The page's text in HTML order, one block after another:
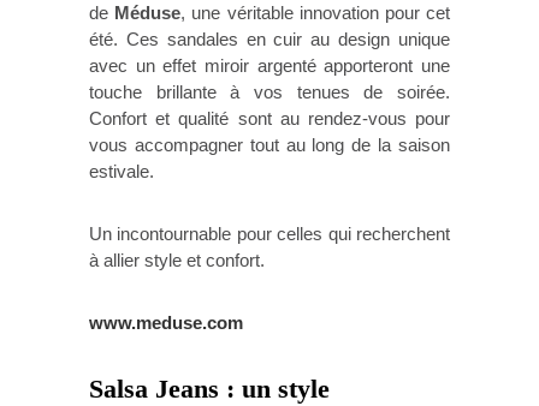
de Méduse, une véritable innovation pour cet
été. Ces sandales en cuir au design unique
avec un effet miroir argenté apporteront une
touche brillante à vos tenues de soirée.
Confort et qualité sont au rendez-vous pour
vous accompagner tout au long de la saison
estivale.
Un incontournable pour celles qui recherchent
à allier style et confort.
www.meduse.com
Salsa Jeans : un style